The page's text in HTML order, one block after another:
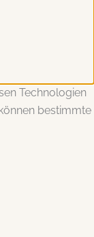
Technologien
bestimmte